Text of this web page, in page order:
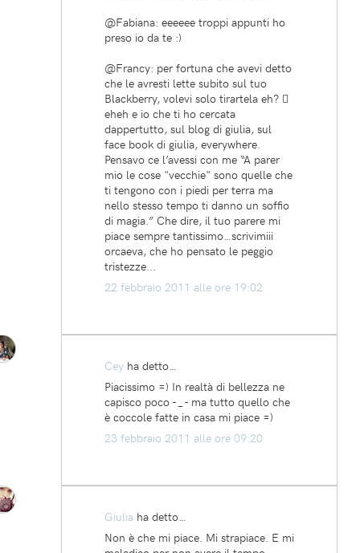
@Fabiana: eeeeee troppi appunti ho
preso io da te :)
@Francy: per fortuna che avevi detto
che le avresti lette subito sul tuo
Blackberry, volevi solo tirartela eh? 
eheh e io che ti ho cercata
dappertutto, sul blog di giulia, sul
face book di giulia, everywhere.
Pensavo ce l’avessi con me “A parer
mio le cose "vecchie" sono quelle che
ti tengono con i piedi per terra ma
nello stesso tempo ti danno un soffio
di magia.” Che dire, il tuo parere mi
piace sempre tantissimo…scrivimiii
orcaeva, che ho pensato le peggio
tristezze...
22 febbraio 2011 alle ore 19:02
Cey ha detto…
Piacissimo =) In realtà di bellezza ne
capisco poco -_- ma tutto quello che
è coccole fatte in casa mi piace =)
23 febbraio 2011 alle ore 09:20
Giulia ha detto…
Non è che mi piace. Mi strapiace. E mi